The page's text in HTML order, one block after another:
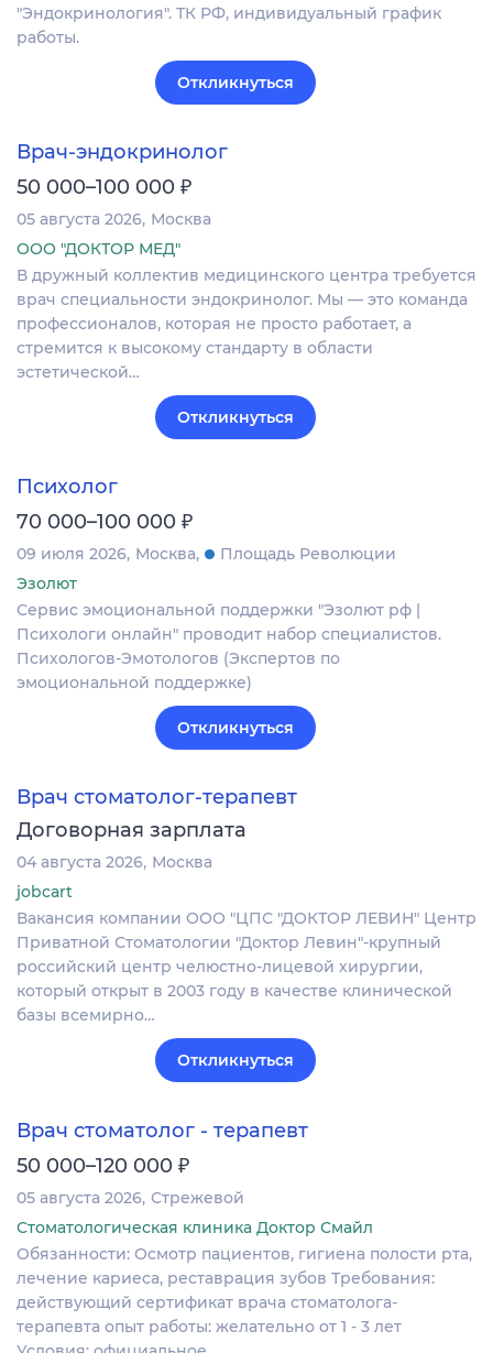
"Эндокринология". ТК РФ, индивидуальный график
работы.
Откликнуться
Врач-эндокринолог
50 000–100 000 ₽
05 августа 2026 Москва
ООО "ДОКТОР МЕД"
В дружный коллектив медицинского центра требуется
врач специальности эндокринолог. Мы — это команда
профессионалов, которая не просто работает, а
стремится к высокому стандарту в области
эстетической…
Откликнуться
Психолог
70 000–100 000 ₽
09 июля 2026 Москва
Площадь Революции
Эзолют
Сервис эмоциональной поддержки "Эзолют рф |
Психологи онлайн" проводит набор специалистов.
Психологов-Эмотологов (Экспертов по
эмоциональной поддержке)
Откликнуться
Врач стоматолог-терапевт
Договорная зарплата
04 августа 2026 Москва
jobcart
Вакансия компании ООО "ЦПС "ДОКТОР ЛЕВИН" Центр
Приватной Стоматологии "Доктор Левин"-крупный
российский центр челюстно-лицевой хирургии,
который открыт в 2003 году в качестве клинической
базы всемирно…
Откликнуться
Врач стоматолог - терапевт
50 000–120 000 ₽
05 августа 2026 Стрежевой
Стоматологическая клиника Доктор Смайл
Обязанности: Осмотр пациентов, гигиена полости рта,
лечение кариеса, реставрация зубов Требования:
действующий сертификат врача стоматолога-
терапевта опыт работы: желательно от 1 - 3 лет